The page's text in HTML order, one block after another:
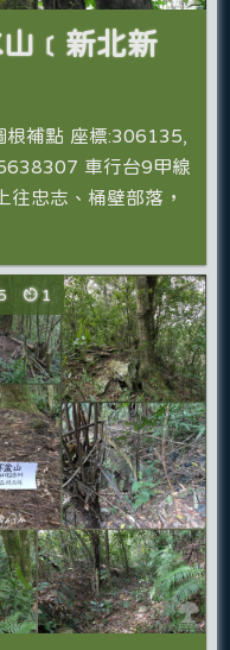
﹝新北新
補點 座標:306135,
車行台9甲線
往忠志、桶壁部落，
1